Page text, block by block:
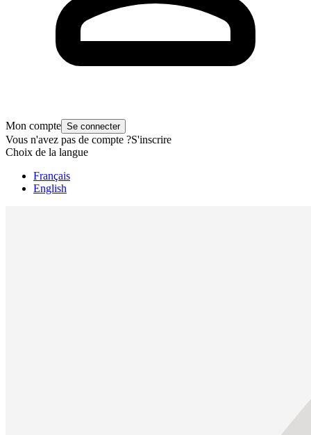
Mon compte Se connecter
Vous n'avez pas de compte ?S'inscrire
Choix de la langue
Français
English